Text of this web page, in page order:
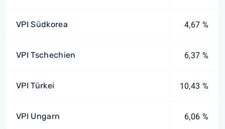
VPI Südkorea 4,67 %
VPI Tschechien 6,37 %
VPI Türkei 10,43 %
VPI Ungarn 6,06 %